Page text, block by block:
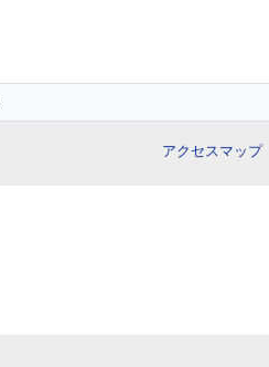
アクセスマップ